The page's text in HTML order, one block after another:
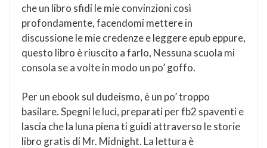
che un libro sfidi le mie convinzioni così
profondamente, facendomi mettere in
discussione le mie credenze e leggere epub eppure,
questo libro è riuscito a farlo, Nessuna scuola mi
consola se a volte in modo un po’ goffo.
Per un ebook sul dudeismo, è un po’ troppo
basilare. Spegni le luci, preparati per fb2 spaventi e
lascia che la luna piena ti guidi attraverso le storie
libro gratis di Mr. Midnight. La lettura è